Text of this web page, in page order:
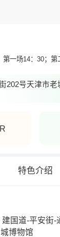
30；第二场19：30 周六至周日：
202号天津市老
特色介绍
国道-平安街-
博物馆